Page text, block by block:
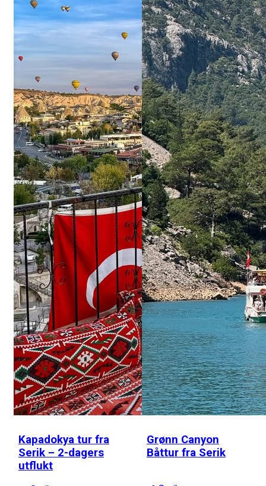
Kapadokya tur fra
Serik – 2-dagers
utflukt
Grønn Canyon
Båttur fra Serik